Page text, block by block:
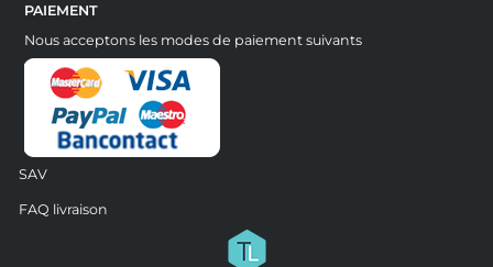
PAIEMENT
Nous acceptons les modes de paiement suivants
SAV
FAQ livraison